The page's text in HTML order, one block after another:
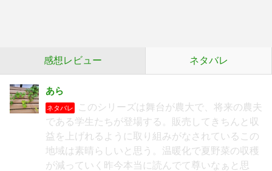
感想レビュー ネタバレ
あら
ネタバレ
このシリーズは舞台が農大で、将来の農夫
である学生たちが登場する。販売してきちんと収
益を上げれるように取り組みがなされているこの
地域は素晴らしいと思う。温暖化で夏野菜の収穫
が減っていく昨今本当に読んでて尊いなぁと思